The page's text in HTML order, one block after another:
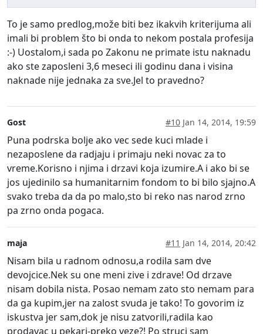
To je samo predlog,može biti bez ikakvih kriterijuma ali
imali bi problem što bi onda to nekom postala profesija
:-) Uostalom,i sada po Zakonu ne primate istu naknadu
ako ste zaposleni 3,6 meseci ili godinu dana i visina
naknade nije jednaka za sve.Jel to pravedno?
Gost #10 Jan 14, 2014, 19:59
Puna podrska bolje ako vec sede kuci mlade i
nezaposlene da radjaju i primaju neki novac za to
vreme.Korisno i njima i drzavi koja izumire.A i ako bi se
jos ujedinilo sa humanitarnim fondom to bi bilo sjajno.A
svako treba da da po malo,sto bi reko nas narod zrno
pa zrno onda pogaca.
maja #11 Jan 14, 2014, 20:42
Nisam bila u radnom odnosu,a rodila sam dve
devojcice.Nek su one meni zive i zdrave! Od drzave
nisam dobila nista. Posao nemam zato sto nemam para
da ga kupim,jer na zalost svuda je tako! To govorim iz
iskustva jer sam,dok je nisu zatvorili,radila kao
prodavac u pekari-preko veze?! Po struci sam